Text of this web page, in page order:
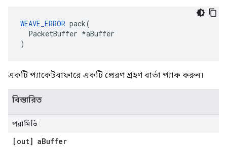
WEAVE_ERROR pack(
  PacketBuffer *aBuffer
)
একটি প্যাকেটবাফারে একটি প্রেরণ গ্রহণ বার্তা প্যাক করুন।
বিস্তারিত
পরামিতি
[out] aBuffer